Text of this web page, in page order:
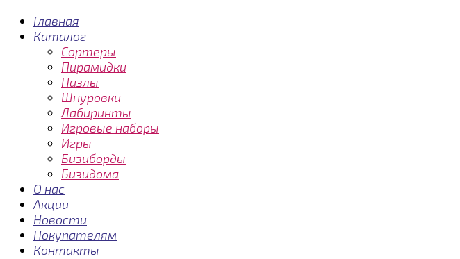
Главная
Каталог
Сортеры
Пирамидки
Пазлы
Шнуровки
Лабиринты
Игровые наборы
Игры
Бизиборды
Бизидома
О нас
Акции
Новости
Покупателям
Контакты